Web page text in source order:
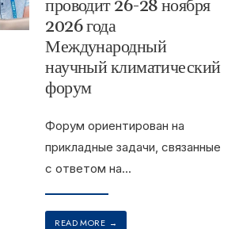
проводит 26-28 ноября
2026 года
Международный
научный климатический
форум
Форум ориентирован на
прикладные задачи, связанные
с ответом на...
READ MORE →